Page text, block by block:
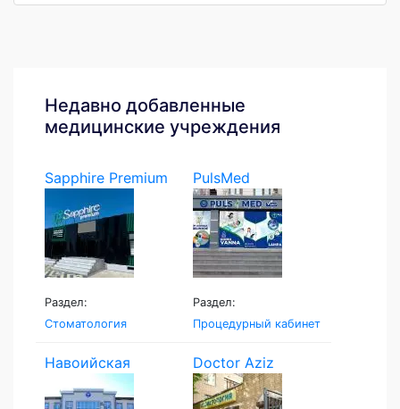
Недавно добавленные
медицинские учреждения
Sapphire Premium
Раздел:
Стоматология
PulsMed
Раздел:
Процедурный кабинет
Навоийская
Семейная...
Doctor Aziz